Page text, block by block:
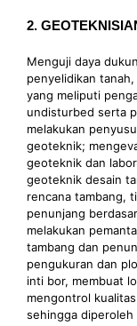
2.
Menguji daya
penyelidikan
yang meliputi
undisturbed serta
melakukan
geoteknik;
geoteknik dan
geoteknik desain
rencana tambang,
penunjang
melakukan
tambang dan
pengukuran dan
inti bor, membuat
mengontrol
sehingga diperoleh